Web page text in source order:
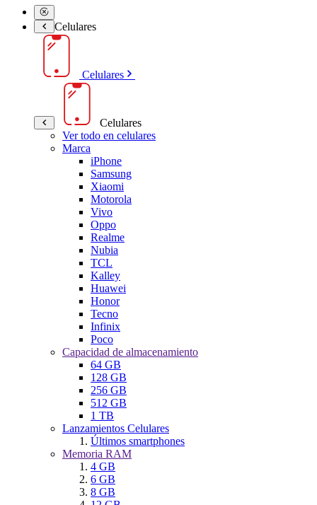
Celulares
Celulares
Celulares
Ver todo en celulares
Marca
iPhone
Samsung
Xiaomi
Motorola
Vivo
Oppo
Realme
Nubia
TCL
Kalley
Huawei
Honor
Tecno
Infinix
Poco
Capacidad de almacenamiento
64 GB
128 GB
256 GB
512 GB
1 TB
Lanzamientos Celulares
Últimos smartphones
Memoria RAM
4 GB
6 GB
8 GB